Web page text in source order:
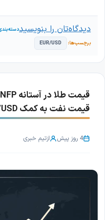
EUR/USD
دیدگاه‌تان را بنویسید
قیمت نفت به کمک XAU/USD آمد
4 روز پیش ازتیم خبری